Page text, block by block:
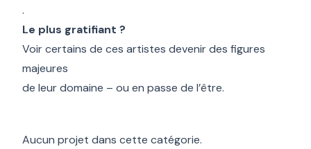
.
Le plus gratifiant ?
Voir certains de ces artistes devenir des figures
majeures
de leur domaine – ou en passe de l’être.
Aucun projet dans cette catégorie.